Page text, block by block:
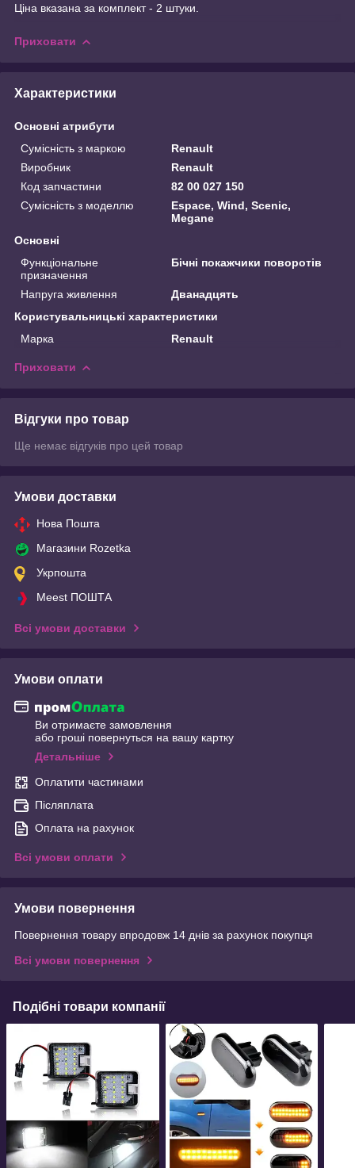
Ціна вказана за комплект - 2 штуки.
Приховати
Характеристики
Основні атрибути
Сумісність з маркою
Renault
Виробник
Renault
Код запчастини
82 00 027 150
Сумісність з моделлю
Espace, Wind, Scenic,
Megane
Основні
Функціональне
призначення
Бічні покажчики поворотів
Напруга живлення
Дванадцять
Користувальницькі характеристики
Марка
Renault
Приховати
Відгуки про товар
Ще немає відгуків про цей товар
Умови доставки
Нова Пошта
Магазини Rozetka
Укрпошта
Meest ПОШТА
Всі умови доставки
Умови оплати
Ви отримаєте замовлення
або гроші повернуться на вашу картку
Детальніше
Оплатити частинами
Післяплата
Оплата на рахунок
Всі умови оплати
Умови повернення
Повернення товару впродовж 14 днів за рахунок покупця
Всі умови повернення
Подібні товари компанії